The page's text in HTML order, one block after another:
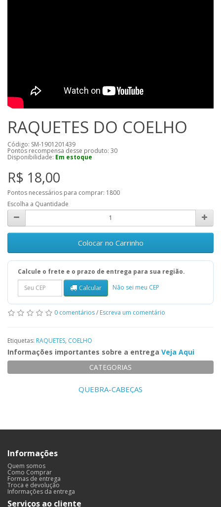
RAQUETES DO COELHO
Código: SM-1901201439
Pontos recompensa desse produto: 30
Disponibilidade: Em estoque
R$ 18,00
Pontos necessários para comprar: 1800
Escolha a Quantidade
Colocar no Carrinho
Calcule o frete e o prazo de entrega para sua região.
Calcular
Não sei meu CEP
0 comentários/ Escreva um comentário
Etiquetas: RAQUETES, COELHO
Informações importantes sobre a entrega Veja Aqui
CATEGORIAS
QUEBRA-CABEÇAS
Informações
Quem somos
Como Comprar
Formas de entrega
Troca e devolução
Informações da entrega
Serviços ao cliente